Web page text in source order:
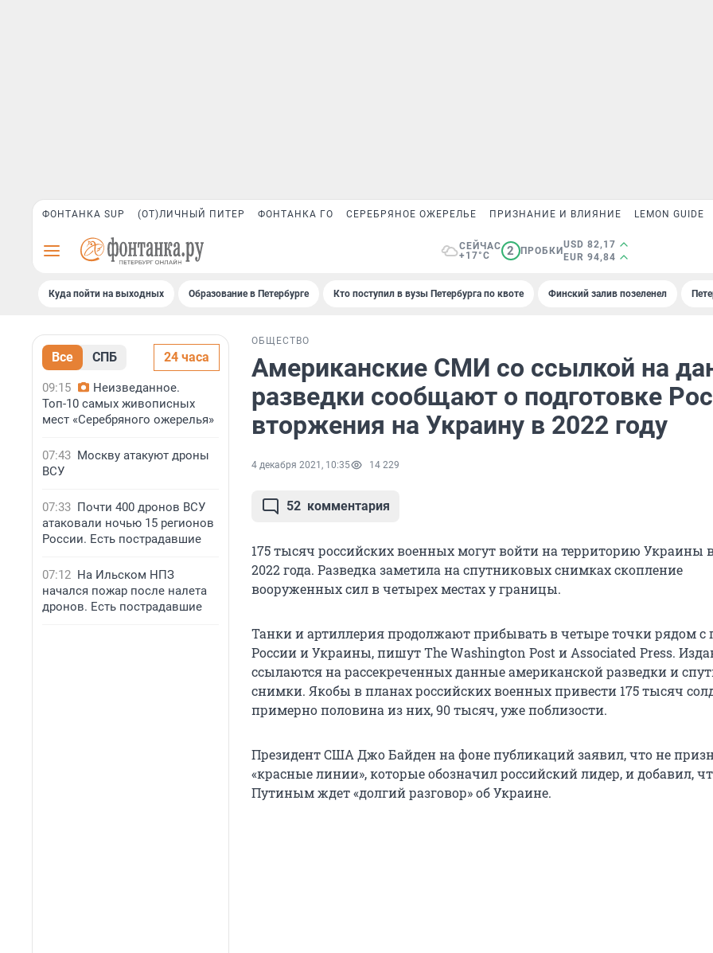
ФОНТАНКА SUP (ОТ)ЛИЧНЫЙ ПИТЕР ФОНТАНКА ГО СЕРЕБРЯНОЕ ОЖЕРЕЛЬЕ ПРИЗНАНИЕ И ВЛИЯНИЕ LEMON GUIDE
СЕЙЧАС
+17°C
2 ПРОБКИ
USD 82,17
EUR 94,84
Куда пойти на выходных Образование в Петербурге Кто поступил в вузы Петербурга по квоте Финский залив позеленел
Все СПБ 24 часа
09:15
Неизведанное.
Топ-10 самых живописных
мест «Серебряного ожерелья»
07:43 Москву атакуют дроны
ВСУ
07:33 Почти 400 дронов ВСУ
атаковали ночью 15 регионов
России. Есть пострадавшие
07:12 На Ильском НПЗ
начался пожар после налета
дронов. Есть пострадавшие
ОБЩЕСТВО
Американские СМИ со ссылкой на
разведки сообщают о подготовке
вторжения на Украину в 2022 году
4 декабря 2021, 10:35 14 229
52 комментария
175 тысяч российских военных могут войти на территорию Украины
2022 года. Разведка заметила на спутниковых снимках скопление
вооруженных сил в четырех местах у границы.
Танки и артиллерия продолжают прибывать в четыре точки рядом с
России и Украины, пишут The Washington Post и Associated Press.
ссылаются на рассекреченных данные американской разведки и
снимки. Якобы в планах российских военных привести 175 тысяч
примерно половина из них, 90 тысяч, уже поблизости.
Президент США Джо Байден на фоне публикаций заявил, что не
«красные линии», которые обозначил российский лидер, и добавил,
Путиным ждет «долгий разговор» об Украине.